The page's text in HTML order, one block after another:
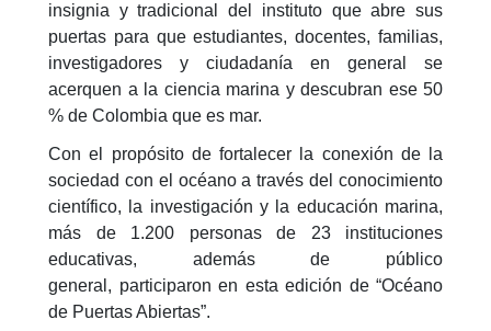
insignia y tradicional del instituto que abre sus
puertas para que estudiantes, docentes, familias,
investigadores y ciudadanía en general se
acerquen a la ciencia marina y descubran ese 50
% de Colombia que es mar.
Con el propósito de fortalecer la conexión de la
sociedad con el océano a través del conocimiento
científico, la investigación y la educación marina,
más de 1.200 personas de 23 instituciones
educativas, además de público
general, participaron en esta edición de “Océano
de Puertas Abiertas”.